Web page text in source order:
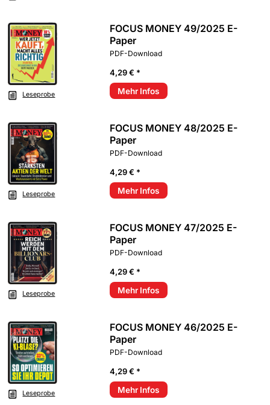
Leseprobe
FOCUS MONEY 49/2025 E-
Paper
PDF-Download
4,29 € *
Mehr Infos
Leseprobe
FOCUS MONEY 48/2025 E-
Paper
PDF-Download
4,29 € *
Mehr Infos
Leseprobe
FOCUS MONEY 47/2025 E-
Paper
PDF-Download
4,29 € *
Mehr Infos
Leseprobe
FOCUS MONEY 46/2025 E-
Paper
PDF-Download
4,29 € *
Mehr Infos